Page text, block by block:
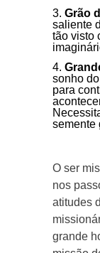
Grão
saliente
tão visto
sonho
para
semente
O ser
nos
atitudes
grande